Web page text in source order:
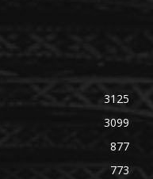
3125
3099
877
773